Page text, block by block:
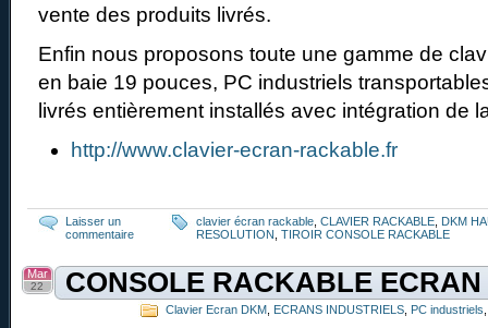
vente des produits livrés.
Enfin nous proposons toute une gamme de
en baie 19 pouces, PC industriels
livrés entièrement installés avec intégration de
http://www.clavier-ecran-rackable.fr
Laisser un
commentaire
clavier écran rackable CLAVIER RACKABLE
DKM
RESOLUTION
TIROIR CONSOLE RACKABLE
CONSOLE RACKABLE ECRAN
Mar
22
Clavier Ecran DKM ECRANS INDUSTRIELS PC industriels